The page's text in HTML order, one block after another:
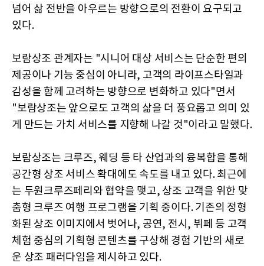
넘어 삶 전반을 아우르는 방향으로의 전환이 요구되고
있다.
보람상조 관계자는 "시니어 대상 서비스는 단순한 편의
제공이나 기능 중심이 아니라, 고객의 라이프스타일과
감성을 함께 고려하는 방향으로 변화하고 있다"면서
"보람상조는 앞으로도 고객의 삶을 더 풍요롭고 의미 있
게 만드는 가치 서비스를 지향해 나갈 것"이라고 말했다.
보람상조는 크루즈, 웨딩 등 타 산업과의 융복합을 통해
공간형 상조 서비스 확대에도 속도를 내고 있다. 최근에
는 두원크루즈페리와 협약을 맺고, 상조 고객을 위한 맞
춤형 크루즈 여행 프로그램을 기획 중이다. 기존의 정형
화된 상조 이미지에서 벗어나, 공연, 전시, 뷔페 등 고객
체험 중심의 기획형 콘텐츠를 구상해 경험 기반의 새로
운 상조 패러다임을 제시하고 있다.